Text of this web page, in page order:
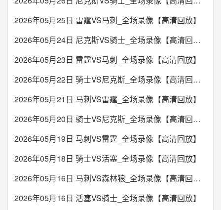
2026年05月25日 雷霆VS马刺_全场录像【高清回放】
2026年05月24日 尼克斯VS骑士_全场录像【高清回放】
2026年05月23日 雷霆VS马刺_全场录像【高清回放】
2026年05月22日 骑士VS尼克斯_全场录像【高清回放】
2026年05月21日 马刺VS雷霆_全场录像【高清回放】
2026年05月20日 骑士VS尼克斯_全场录像【高清回放】
2026年05月19日 马刺VS雷霆_全场录像【高清回放】
2026年05月18日 骑士VS活塞_全场录像【高清回放】
2026年05月16日 马刺VS森林狼_全场录像【高清回放】
2026年05月16日 活塞VS骑士_全场录像【高清回放】